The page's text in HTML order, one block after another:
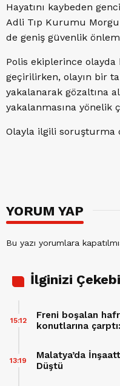
Hayatını kaybeden
Adli Tıp Kurumu
de geniş güvenlik
Polis ekiplerince
geçirilirken, olayın bir
yakalanarak gözaltına
yakalanmasına yönelik
Olayla ilgili soruşturma
YORUM YAP
Bu yazı yorumlara
İlginizi
Freni boşalan
konutlarına
15:12
Malatya’da
Düştü
13:19